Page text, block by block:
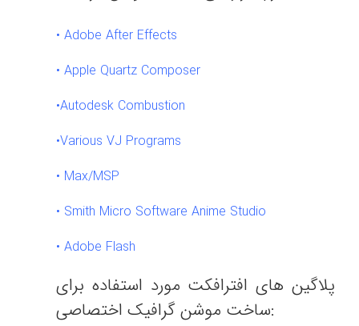
• Adobe After Effects
• Apple Quartz Composer
•Autodesk Combustion
•Various VJ Programs
• Max/MSP
• Smith Micro Software Anime Studio
• Adobe Flash
پلاگین های افترافکت مورد استفاده برای
ساخت موشن گرافیک اختصاصی: